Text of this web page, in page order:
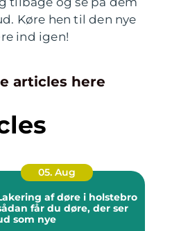
Køre hen til den nye
ind igen!
articles here
05. Aug
af døre i holstebro
får du døre, der ser
som nye